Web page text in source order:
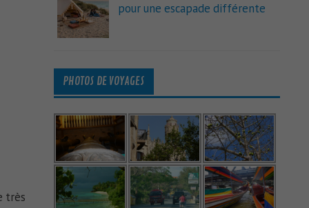
très
pour une escapade différente
PHOTOS DE VOYAGES